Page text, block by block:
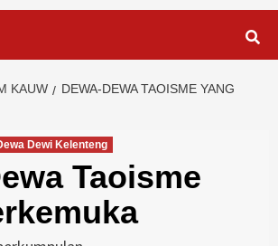
KAUW
DEWA-DEWA TAOISME YANG
Dewi Kelenteng
Taoisme